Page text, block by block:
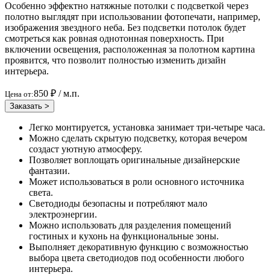
Особенно эффектно натяжные потолки с подсветкой через
полотно выглядят при использовании фотопечати, например,
изображения звездного неба. Без подсветки потолок будет
смотреться как ровная однотонная поверхность. При
включении освещения, расположенная за полотном картина
проявится, что позволит полностью изменить дизайн
интерьера.
Цена от:850 ₽ / м.п.
Заказать >
Легко монтируется, установка занимает три-четыре часа.
Можно сделать скрытую подсветку, которая вечером
создаст уютную атмосферу.
Позволяет воплощать оригинальные дизайнерские
фантазии.
Может использоваться в роли основного источника
света.
Светодиоды безопасны и потребляют мало
электроэнергии.
Можно использовать для разделения помещений
гостиных и кухонь на функциональные зоны.
Выполняет декоративную функцию с возможностью
выбора цвета светодиодов под особенности любого
интерьера.